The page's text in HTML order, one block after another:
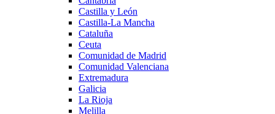
Castilla y León
Castilla-La Mancha
Cataluña
Ceuta
Comunidad de Madrid
Comunidad Valenciana
Extremadura
Galicia
La Rioja
Melilla